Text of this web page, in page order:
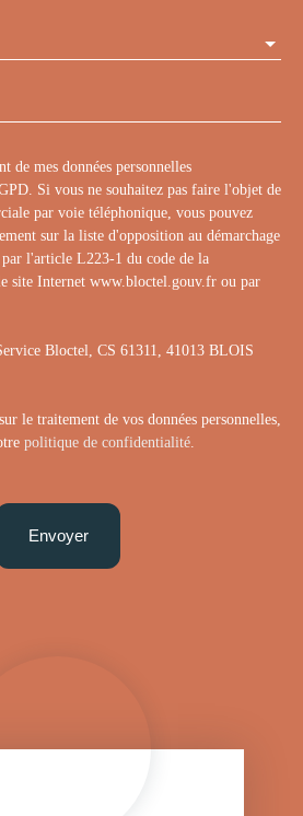
de mes données personnelles
Si vous ne souhaitez pas faire l'objet de
par voie téléphonique, vous pouvez
sur la liste d'opposition au démarchage
l'article L223-1 du code de la
site Internet www.bloctel.gouv.fr ou par
Bloctel, CS 61311, 41013 BLOIS
le traitement de vos données personnelles,
politique de confidentialité
Envoyer